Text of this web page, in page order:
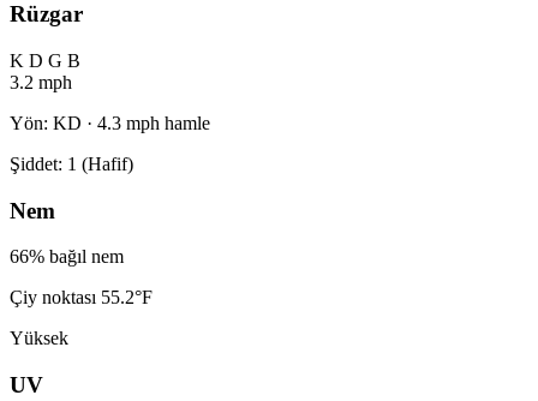
Rüzgar
K D G B
3.2 mph
Yön: KD · 4.3 mph hamle
Şiddet: 1 (Hafif)
Nem
66% bağıl nem
Çiy noktası 55.2°F
Yüksek
UV